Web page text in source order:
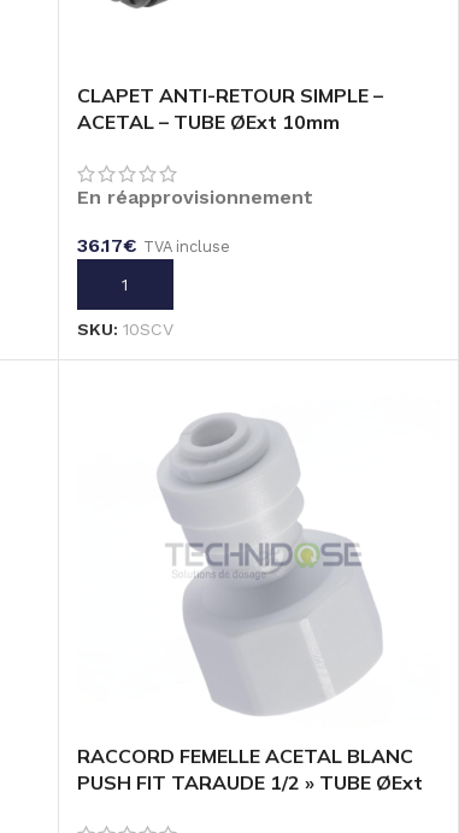
CLAPET ANTI-RETOUR SIMPLE –
ACETAL – TUBE ØExt 10mm
En réapprovisionnement
36.17€ TVA incluse
AJOUTER AU PANIER
SKU: 10SCV
RACCORD FEMELLE ACETAL BLANC
PUSH FIT TARAUDE 1/2 » TUBE ØExt